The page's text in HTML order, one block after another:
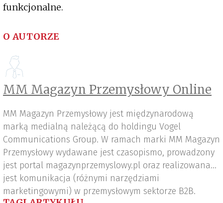
funkcjonalne.
O AUTORZE
MM Magazyn Przemysłowy Online
MM Magazyn Przemysłowy jest międzynarodową
marką medialną należącą do holdingu Vogel
Communications Group. W ramach marki MM Magazyn
Przemysłowy wydawane jest czasopismo, prowadzony
jest portal magazynprzemyslowy.pl oraz realizowana
jest komunikacja (różnymi narzędziami
marketingowymi) w przemysłowym sektorze B2B.